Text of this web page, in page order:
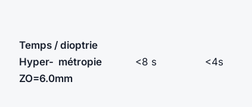
Temps / dioptrie
Hyper- métropie
ZO=6.0mm
<8 s <4s